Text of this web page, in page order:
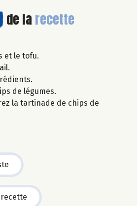
de la recette
et le tofu.
de légumes.
la tartinade de chips de